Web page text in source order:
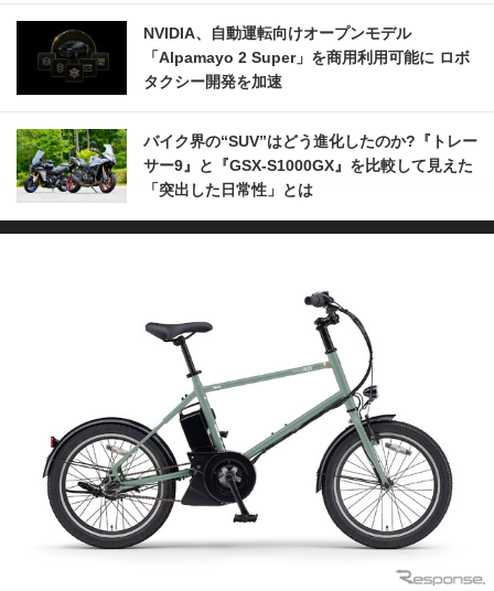
NVIDIA、自動運転向けオープンモデル
「Alpamayo 2 Super」を商用利用可能に ロボ
タクシー開発を加速
バイク界の“SUV”はどう進化したのか?『トレー
サー9』と『GSX-S1000GX』を比較して見えた
「突出した日常性」とは